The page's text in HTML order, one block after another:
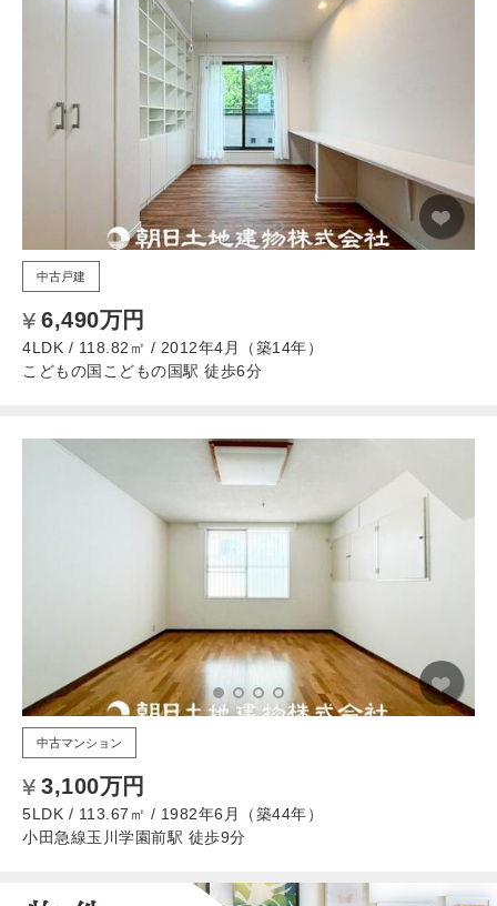
中古戸建
6,490万円
4LDK / 118.82㎡ / 2012年4月（築14年）
こどもの国こどもの国駅 徒歩6分
中古マンション
3,100万円
5LDK / 113.67㎡ / 1982年6月（築44年）
小田急線玉川学園前駅 徒歩9分